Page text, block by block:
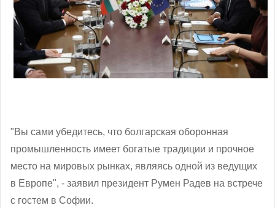
"Вы сами убедитесь, что болгарская оборонная
промышленность имеет богатые традиции и прочное
место на мировых рынках, являясь одной из ведущих
в Европе", - заявил президент Румен Радев на встрече
с гостем в Софии.